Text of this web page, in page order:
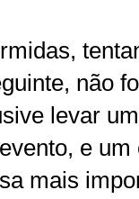
não
levar
e
mais